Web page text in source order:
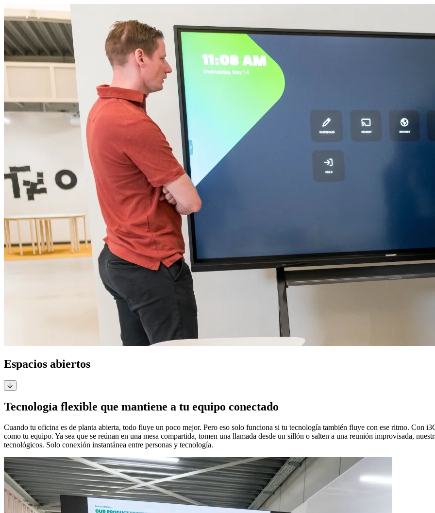
Espacios abiertos
Tecnología flexible que mantiene a tu equipo conectado
Cuando tu oficina es de planta abierta, todo fluye un poco mejor. Pero eso solo funciona si tu tecnología también fluye con ese ritmo. Con
como tu equipo. Ya sea que se reúnan en una mesa compartida, tomen una llamada desde un sillón o salten a una reunión improvisada,
tecnológicos. Solo conexión instantánea entre personas y tecnología.